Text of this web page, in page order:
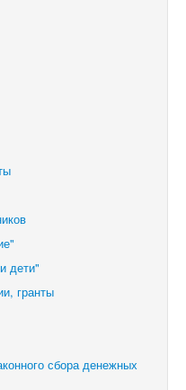
дети"
гранты
сбора денежных